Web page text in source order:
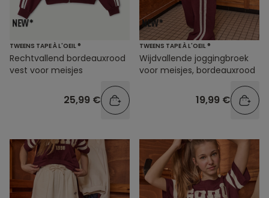
TWEENS TAPE À L'OEIL ®
Rechtvallend bordeauxrood
vest voor meisjes
25,99 €
TWEENS TAPE À L'OEIL ®
Wijdvallende joggingbroek
voor meisjes, bordeauxrood
19,99 €